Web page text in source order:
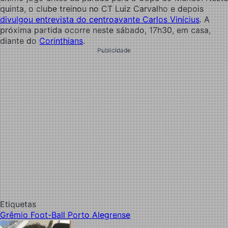
quinta, o clube treinou no CT Luiz Carvalho e depois
divulgou entrevista do centroavante Carlos Vinícius. A
próxima partida ocorre neste sábado, 17h30, em casa,
diante doCorinthians.
Publicidade
Etiquetas
Grêmio Foot-Ball Porto Alegrense